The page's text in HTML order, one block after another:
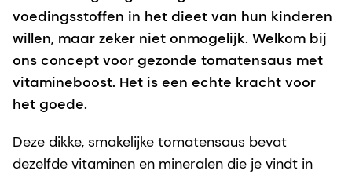
voedingsstoffen in het dieet van hun kinderen
willen, maar zeker niet onmogelijk. Welkom bij
ons concept voor gezonde tomatensaus met
vitamineboost. Het is een echte kracht voor
het goede.
Deze dikke, smakelijke tomatensaus bevat
dezelfde vitaminen en mineralen die je vindt in